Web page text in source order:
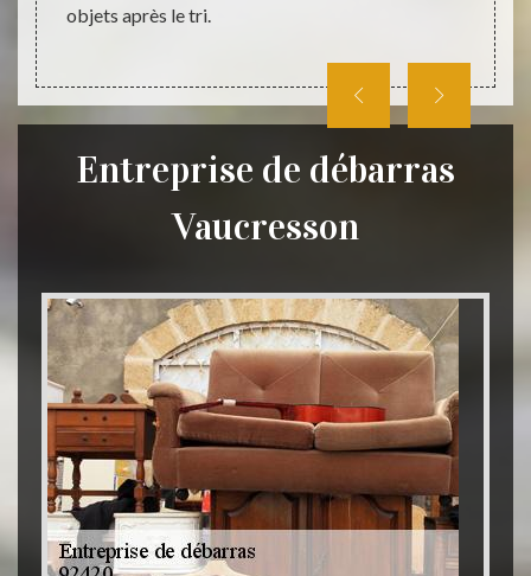
objets après le tri.
Entreprise de débarras
Vaucresson